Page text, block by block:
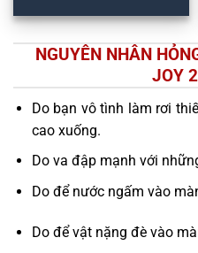
NGUYÊN NHÂN
JOY
Do bạn vô tình làm rơi
cao xuống.
Do va đập mạnh với
Do để nước ngấm vào
Do để vật nặng đè vào